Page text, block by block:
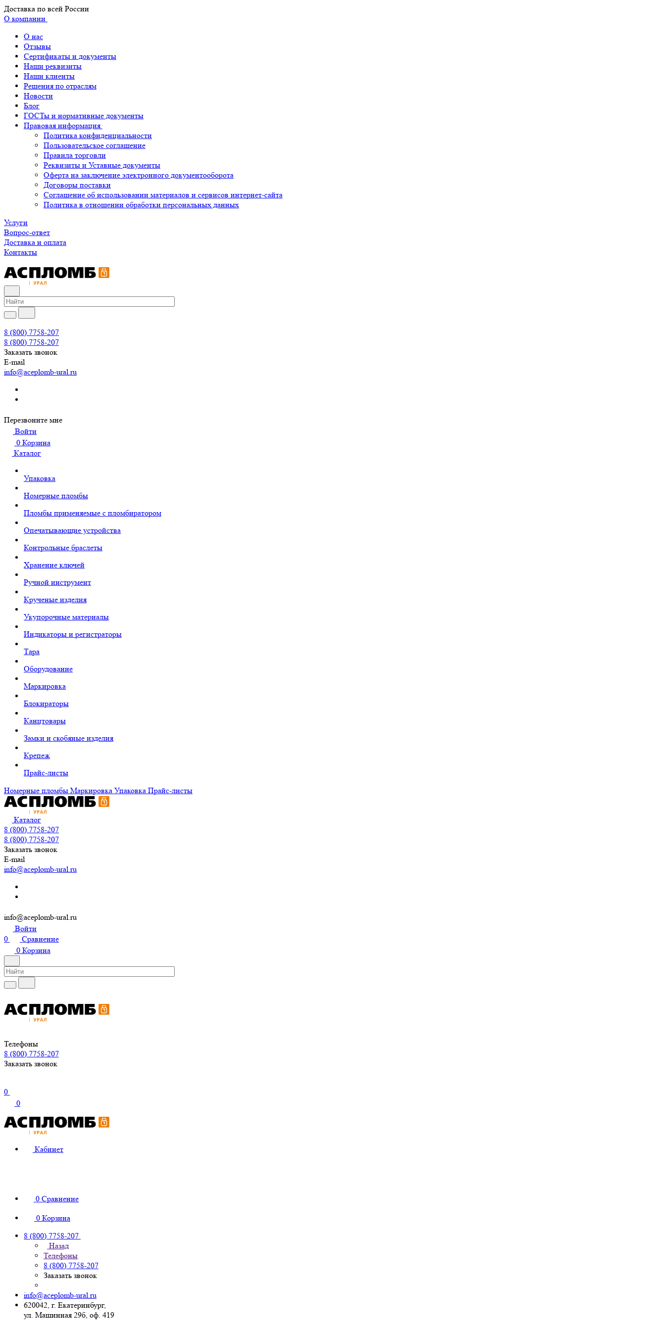
Доставка по всей России
О компании
О нас
Отзывы
Сертификаты и документы
Наши реквизиты
Наши клиенты
Решения по отраслям
Новости
Блог
ГОСТы и нормативные документы
Правовая информация
Политика конфиденциальности
Пользовательское соглашение
Правила торговли
Реквизиты и Уставные документы
Оферта на заключение электронного документооборота
Договоры поставки
Соглашение об использовании материалов и сервисов интернет-сайта
Политика в отношении обработки персональных данных
Услуги
Вопрос-ответ
Доставка и оплата
Контакты
8 (800) 7758-207
8 (800) 7758-207
Заказать звонок
E-mail
info@aceplomb-ural.ru
Перезвоните мне
Войти
0 Корзина
Каталог
Упаковка
Номерные пломбы
Пломбы применяемые с пломбиратором
Опечатывающие устройства
Контрольные браслеты
Хранение ключей
Ручной инструмент
Крученые изделия
Укупорочные материалы
Индикаторы и регистраторы
Тара
Оборудование
Маркировка
Блокираторы
Канцтовары
Замки и скобяные изделия
Крепеж
Прайс-листы
Номерные пломбы Маркировка Упаковка Прайс-листы
Каталог
8 (800) 7758-207
8 (800) 7758-207
Заказать звонок
E-mail
info@aceplomb-ural.ru
info@aceplomb-ural.ru
Войти
0
Сравнение
0 Корзина
Телефоны
8 (800) 7758-207
Заказать звонок
0
0
Кабинет
0 Сравнение
0 Корзина
8 (800) 7758-207
Назад
Телефоны
8 (800) 7758-207
Заказать звонок
info@aceplomb-ural.ru
620042, г. Екатеринбург,
ул. Машинная 29б, оф. 419